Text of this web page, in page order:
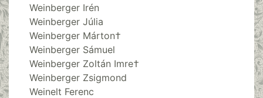
Weinberger Irén
Weinberger Júlia
Weinberger Márton†
Weinberger Sámuel
Weinberger Zoltán Imre†
Weinberger Zsigmond
Weinelt Ferenc